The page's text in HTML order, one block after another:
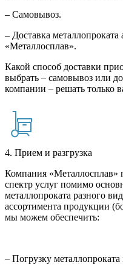
– Самовывоз.
– Доставка
«Металлосплав».
Какой способ доставки
выбрать – самовывоз или
компании – решать только
4. Прием и разгрузка
Компания «Металлосплав»
спектр услуг помимо
металлопроката разного
ассортимента продукции
мы можем обеспечить:
– Погрузку